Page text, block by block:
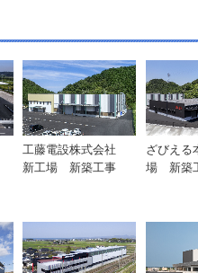
工藤電設株式会社
新工場 新築工事
ざびえる
場 新築